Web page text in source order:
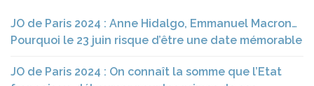
JO de Paris 2024 : Anne Hidalgo, Emmanuel Macron…
Pourquoi le 23 juin risque d’être une date mémorable
JO de Paris 2024 : On connaît la somme que l’Etat